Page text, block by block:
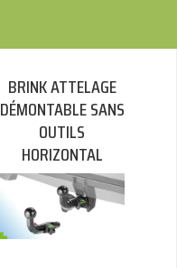
BRINK ATTELAGE
DÉMONTABLE SANS
OUTILS
HORIZONTAL